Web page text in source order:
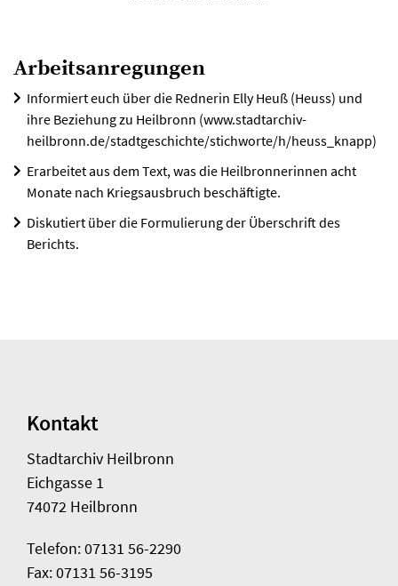
Arbeitsanregungen
Informiert euch über die Rednerin Elly Heuß (Heuss) und
ihre Beziehung zu Heilbronn (www.stadtarchiv-
heilbronn.de/stadtgeschichte/stichworte/h/heuss_knapp)
Erarbeitet aus dem Text, was die Heilbronnerinnen acht
Monate nach Kriegsausbruch beschäftigte.
Diskutiert über die Formulierung der Überschrift des
Berichts.
Kontakt
Stadtarchiv Heilbronn
Eichgasse 1
74072 Heilbronn
Telefon: 07131 56-2290
Fax: 07131 56-3195